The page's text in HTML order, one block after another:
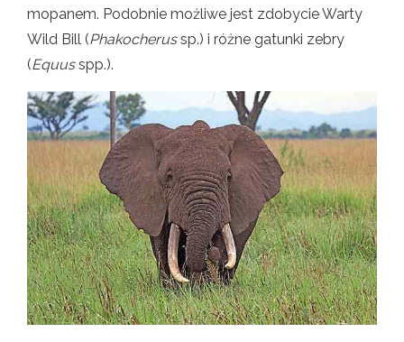
mopanem. Podobnie możliwe jest zdobycie Warty
Wild Bill (Phakocherussp.) i różne gatunki zebry
(Equusspp.).